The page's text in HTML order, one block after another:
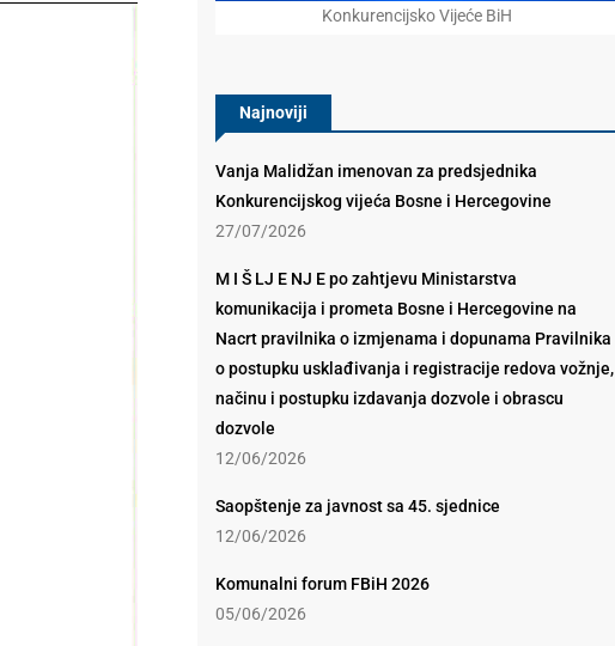
Konkurencijsko Vijeće BiH
Najnoviji
Vanja Malidžan imenovan za predsjednika
Konkurencijskog vijeća Bosne i Hercegovine
27/07/2026
M I Š LJ E NJ E po zahtjevu Ministarstva
komunikacija i prometa Bosne i Hercegovine na
Nacrt pravilnika o izmjenama i dopunama Pravilnika
o postupku usklađivanja i registracije redova vožnje,
načinu i postupku izdavanja dozvole i obrascu
dozvole
12/06/2026
Saopštenje za javnost sa 45. sjednice
12/06/2026
Komunalni forum FBiH 2026
05/06/2026